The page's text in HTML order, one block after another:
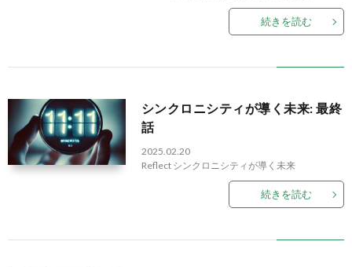
続きを読む
シンクロニシティが導く未来: 最終
話
2025.02.20
Reflect シンクロニシティが導く未来
続きを読む